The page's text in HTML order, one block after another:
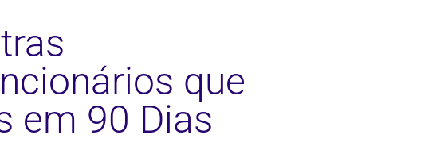
que
em 90 Dias